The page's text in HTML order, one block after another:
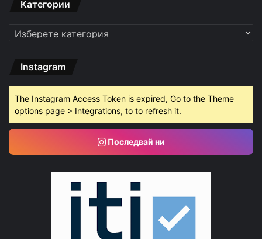
Категории
Категории
Instagram
The Instagram Access Token is expired, Go to the Theme
options page > Integrations, to to refresh it.
Последвай ни